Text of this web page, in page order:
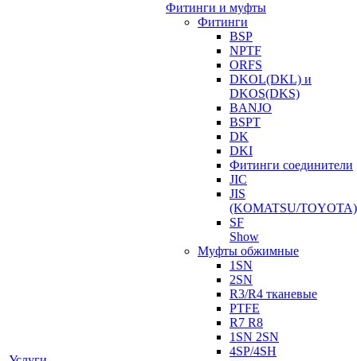
Фитинги и муфты
Фитинги
BSP
NPTF
ORFS
DKOL(DKL) и
DKOS(DKS)
BANJO
BSPT
DK
DKI
Фитинги соединители
JIC
JIS
(KOMATSU/TOYOTA)
SF
Show
Муфты обжимные
1SN
2SN
R3/R4 тканевые
PTFE
R7 R8
1SN 2SN
4SP/4SH